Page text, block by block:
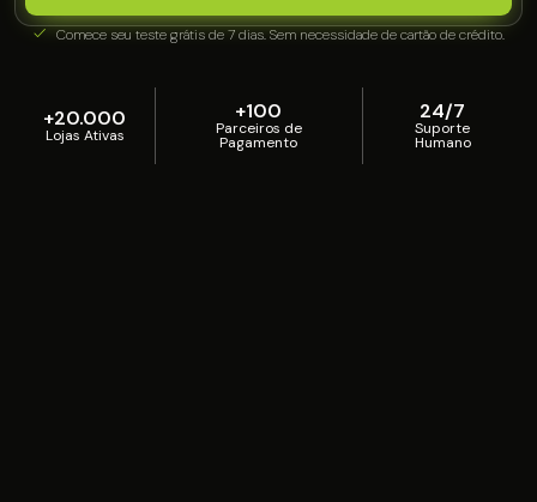
Comece seu teste grátis de 7 dias. Sem necessidade de cartão de crédito.
+20.000
Lojas Ativas
+100
Parceiros de
Pagamento
24/7
Suporte
Humano